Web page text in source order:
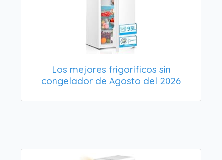
Los mejores frigoríficos sin
congelador de Agosto del 2026